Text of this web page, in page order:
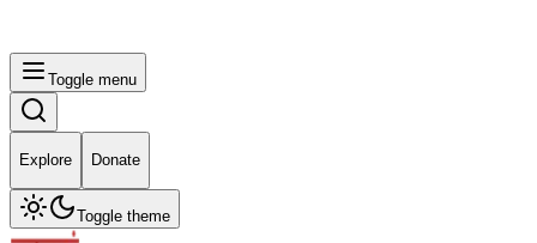
Toggle menu
Explore Donate
Toggle theme